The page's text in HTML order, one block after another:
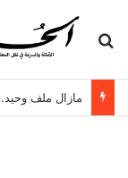
بحث عن
مازال ملف